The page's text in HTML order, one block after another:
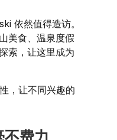
依然值得造访。
美食、温泉度假
索，让这里成为
，让不同兴趣的
费力